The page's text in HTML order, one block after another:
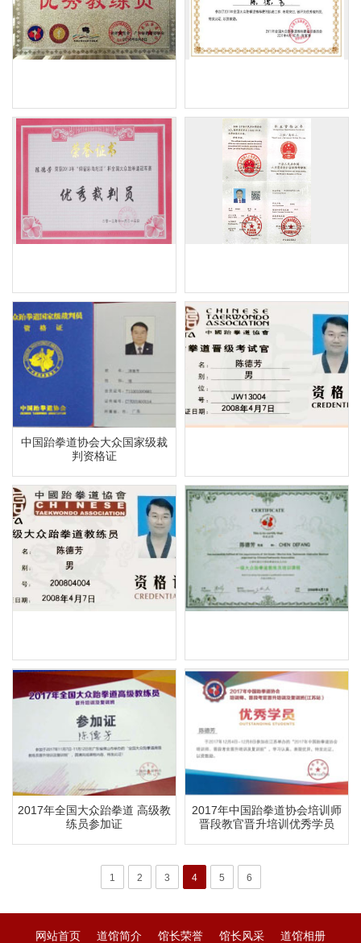
中国跆拳道协会大众国家级裁
判资格证
2017年全国大众跆拳道 高级教
练员参加证
2017年中国跆拳道协会培训师
晋段教官晋升培训优秀学员
1 2 3 4 5 6
网站首页 道馆简介 馆长荣誉 馆长风采 道馆相册